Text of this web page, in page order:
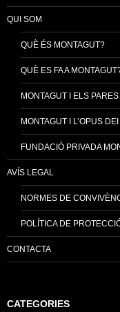
QUI SOM
QUÈ ÉS MONTAGUT?
QUÈ ES FA A
MONTAGUT I ELS PARES
MONTAGUT I L’OPUS DEI
FUNDACIÓ PRIVADA
AVÍS LEGAL
NORMES DE
POLÍTICA DE
CONTACTA
CATEGORIES